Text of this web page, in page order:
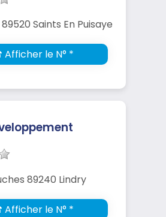
89520 Saints En Puisaye
le N° *
89240 Lindry
le N° *